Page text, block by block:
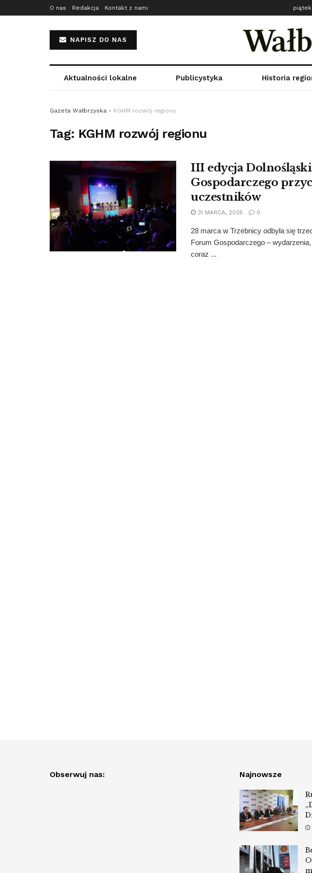
O nas Redakcja Kontakt z nami
NAPISZ DO NAS
Aktualności lokalne Publicystyka Historia
Gazeta Wałbrzyska » KGHM rozwój regionu
Tag: KGHM rozwój regionu
III edycja
Gospodarczego
uczestników
31 MARCA, 2025 0
28 marca w Trzebnicy odbyła się
Forum Gospodarczego –
coraz ...
Obserwuj nas: Najnowsze